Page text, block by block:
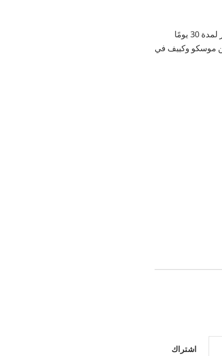
يشار إلى أنه بعد أن حث حلفاء كييف الأوروبيون، الرئيس الروسي على وقف إطلاق النار لمدة 30 يومًا
بين موسكو وكييف في
اشتراك